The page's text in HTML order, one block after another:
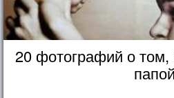
20 фотографий о том,
папой